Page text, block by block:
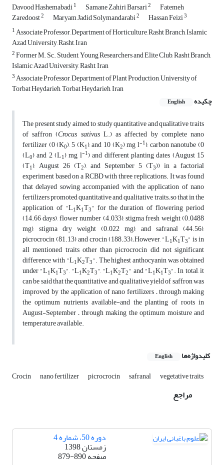
Davood Hashemabadi1 Samane Zahiri Barsari2 Fatemeh
Zaredoost2 Maryam Jadid Solymandarabi2 Hassan Feizi3
1Associate Professor, Department of Horticulture, Rasht Branch, Islamic
Azad University, Rasht, Iran
2Former M. Sc. Student, Young Researchers and Elite Club, Rasht Branch,
Islamic Azad University, Rasht, Iran
3Associate Professor, Department of Plant Production, University of
Torbat Heydarieh, Torbat Heydarieh, ‎Iran
چکیده
English
The present study aimed to study quantitative and qualitative traits
of saffron (Crocus sativusL.) as affected by complete nano
fertilizer (0 (K0), 5 (K1), and 10 (K2) mg l-1), carbon nanotube (0
(L0) and 2 (L1) mg l-1) and different planting dates (August 15
(T1), August 26 (T2), and September 5 (T3)) in a factorial
experiment based on a RCBD with three replications. It was found
that delayed sowing accompanied with the application of nano
fertilizers promoted quantitative and qualitative traits; so that in the
application of "L1K1T3" for the duration of flowering period
(14.66 days), flower number (4.033), stigma fresh weight (0.0488
mg), stigma dry weight (0.022 mg), and safranal (44.56),
picrocrocin (81.13) and crocin (188.33); However, "L1K1T3" is in
all mentioned traits other than picrocrocin did not significant
difference with "L1K2T3". The highest anthocyanin was obtained
under "L1K1T3", "L1K2T3", "L1K2T2" and "L1K1T3". In total, it
can be said that the quantitative and qualitative yield of saffron was
improved by the application of nano fertilizers – through making
the optimum nutrients available-and the planting of roots in
August-September – through making the optimum moisture and
temperature available.
کلیدواژه‌ها English
Crocin nano fertilizer picrocrocin safranal vegetative traits
مراجع
دوره 50، شماره 4
زمستان 1398
صفحه879-890